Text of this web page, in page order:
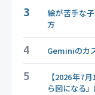
3
絵が苦手な
方
4 Geminiのカ
5
【2026年7
ら図になる